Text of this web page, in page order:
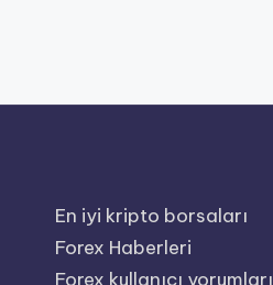
En iyi kripto borsaları
Forex Haberleri
Forex kullanıcı yorumları